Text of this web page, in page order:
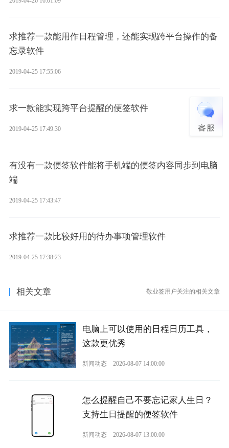
求推荐一款能用作日程管理，还能实现跨平台操作的备
忘录软件
2019-04-25 17:55:06
求一款能实现跨平台提醒的便签软件
2019-04-25 17:49:30
有没有一款便签软件能将手机端的便签内容同步到电脑
端
2019-04-25 17:43:47
求推荐一款比较好用的待办事项管理软件
2019-04-25 17:38:23
相关文章 敬业签用户关注的相关文章
电脑上可以使用的日程日历工具，
这款更优秀
新闻动态 2026-08-07 14:00:00
怎么提醒自己不要忘记家人生日？
支持生日提醒的便签软件
新闻动态 2026-08-07 13:00:00